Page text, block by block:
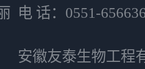
电 话：0551-
安徽友泰生物工程